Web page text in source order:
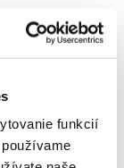
funkcií
Dudlák,